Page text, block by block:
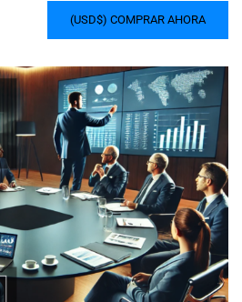
(USD$) COMPRAR AHORA